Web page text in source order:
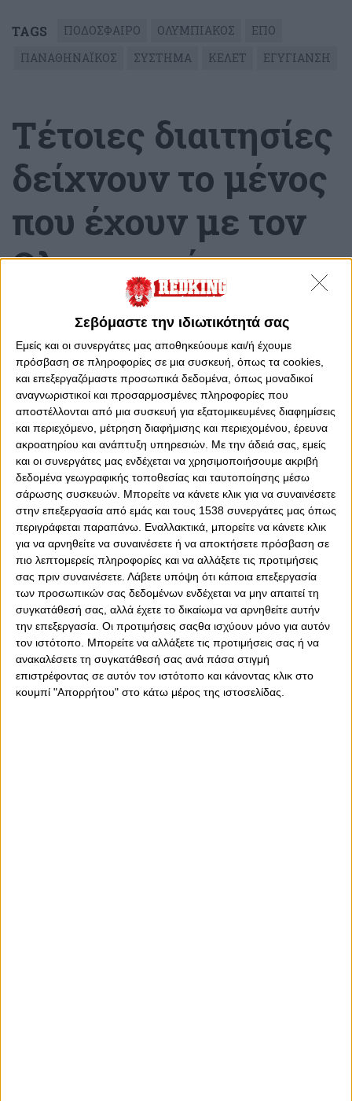
Σεβόμαστε την ιδιωτικότητά σας
Εμείς και οι συνεργάτες μας αποθηκεύουμε και/ή έχουμε
πρόσβαση σε πληροφορίες σε μια συσκευή, όπως τα cookies,
και επεξεργαζόμαστε προσωπικά δεδομένα, όπως μοναδικοί
αναγνωριστικοί και προσαρμοσμένες πληροφορίες που
αποστέλλονται από μια συσκευή για εξατομικευμένες διαφημίσεις
και περιεχόμενο, μέτρηση διαφήμισης και περιεχομένου, έρευνα
ακροατηρίου και ανάπτυξη υπηρεσιών. Με την άδειά σας, εμείς
και οι συνεργάτες μας ενδέχεται να χρησιμοποιήσουμε ακριβή
δεδομένα γεωγραφικής τοποθεσίας και ταυτοποίησης μέσω
σάρωσης συσκευών. Μπορείτε να κάνετε κλικ για να συναινέσετε
στην επεξεργασία από εμάς και τους 1538 συνεργάτες μας όπως
περιγράφεται παραπάνω. Εναλλακτικά, μπορείτε να κάνετε κλικ
για να αρνηθείτε να συναινέσετε ή να αποκτήσετε πρόσβαση σε
πιο λεπτομερείς πληροφορίες και να αλλάξετε τις προτιμήσεις
σας πριν συναινέσετε. Λάβετε υπόψη ότι κάποια επεξεργασία
των προσωπικών σας δεδομένων ενδέχεται να μην απαιτεί τη
συγκατάθεσή σας, αλλά έχετε το δικαίωμα να αρνηθείτε αυτήν
την επεξεργασία. Οι προτιμήσεις σαςθα ισχύουν μόνο για αυτόν
τον ιστότοπο. Μπορείτε να αλλάξετε τις προτιμήσεις σας ή να
ανακαλέσετε τη συγκατάθεσή σας ανά πάσα στιγμή
επιστρέφοντας σε αυτόν τον ιστότοπο και κάνοντας κλικ στο
κουμπί "Απορρήτου" στο κάτω μέρος της ιστοσελίδας.
TAGS ΠΟΔΟΣΦΑΙΡΟ ΟΛΥΜΠΙΑΚΟΣ
ΕΠΟ
ΠΑΝΑΘΗΝΑΪΚΟΣ
ΣΥΣΤΗΜΑ ΚΕΛΕΤ ΕΓΥΓΙΑΝΣΗ
Τέτοιες διαιτησίες
δείχνουν το μένος
που έχουν με τον
Ολυμπιακό
Δευτέρα, 7 Νοεμβρίου 2022 - 11:54
0 0
Η «εξυγίανση» πέτυχε για άλλη μία φορά το «έργο» της
εις βάρος του Ολυμπιακού. Η ομάδα του Μίτσελ πήγε στη
Λεωφόρο, έπαιξε ποδόσφαιρο πρωταθλήτριας ομάδας
και αποδόμησε τον πράσινο θίασο. Έδωσε τέλος στο
πράσινο παραμύθι των «αντικειμενικών». Ωστόσο, εκεί
συνάντησε άλλη μία αισχρή διαιτησία σε βάρος της,
ώστε να ολοκληρωθεί η ληστεία του αιώνα με ένα
ανύπαρκτο πέναλτι, σε μία τόσο καθαρή φάση...